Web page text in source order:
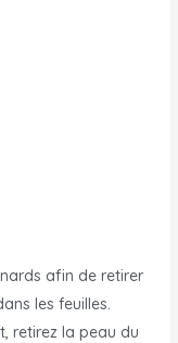
afin de retirer
les feuilles.
retirez la peau du